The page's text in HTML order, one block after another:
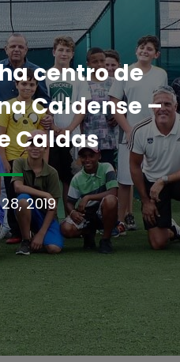
centro de
Caldense –
Caldas
2019